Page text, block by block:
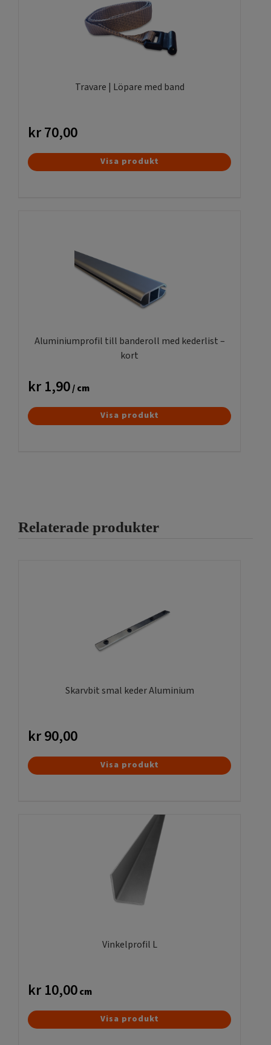
remmarna på.
Pumpa fast vepan så den sitter spänd som ett
trummskin.
Travare | Löpare med band
kr70,00
Visa produkt
Aluminiumprofil till banderoll med kederlist –
kort
kr1,90/ cm
Visa produkt
Relaterade produkter
Skarvbit smal keder Aluminium
kr90,00
Visa produkt
Vinkelprofil L
kr10,00cm
Den
här
Visa produkt